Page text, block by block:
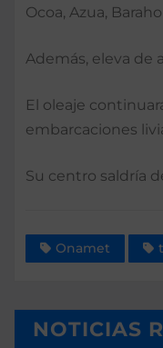
Ocoa, Azua,
Además, eleva de
El oleaje
embarcaciones
Su centro saldría
Onamet
NOTICIAS